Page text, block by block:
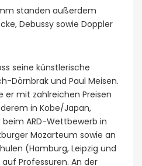
standen außerdem
Debussy sowie Doppler
seine künstlerische
Dörnbrak und Paul Meisen.
er mit zahlreichen Preisen
in Kobe/Japan,
ARD-Wettbewerb in
Mozarteum sowie an
(Hamburg, Leipzig und
Professuren. An der